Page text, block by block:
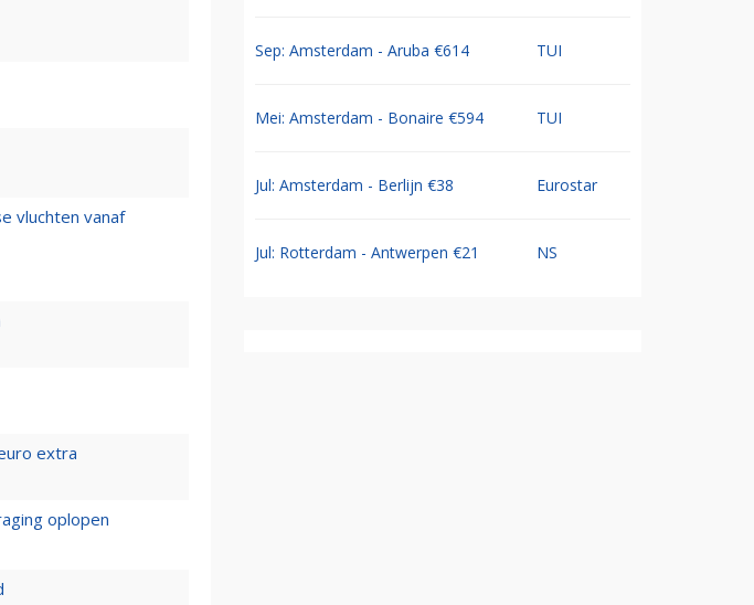
vluchten vanaf
extra
oplopen
Sep: Amsterdam - Aruba €614 TUI
Mei: Amsterdam - Bonaire €594 TUI
Jul: Amsterdam - Berlijn €38 Eurostar
Jul: Rotterdam - Antwerpen €21 NS